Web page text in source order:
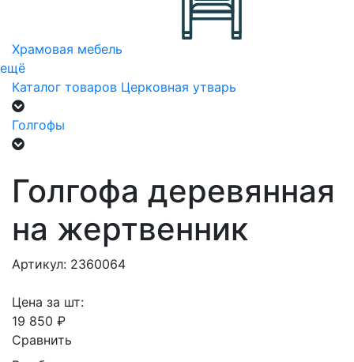
Храмовая мебель
ещё
Каталог товаров Церковная утварь
Голгофы
Голгофа деревянная
на жертвенник
Артикул: 2360064
Цена за шт:
19 850 ₽
Сравнить